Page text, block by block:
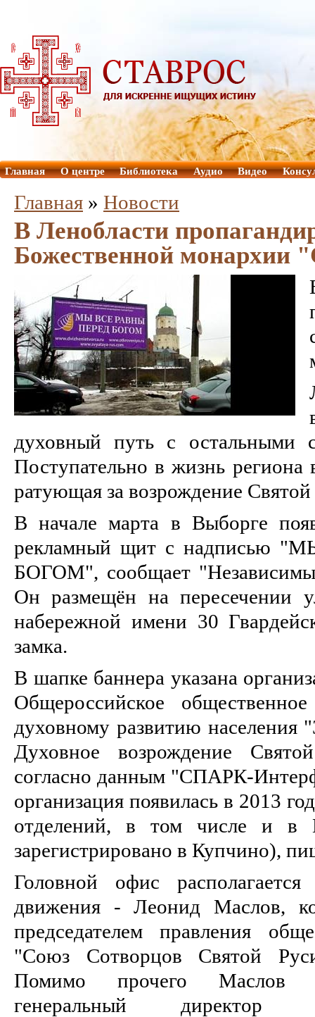
Главная О центре Библиотека Аудио Видео
Главная » Новости
В Ленобласти
Божественной монархии
духовный путь с остальными
Поступательно в жизнь региона
ратующая за возрождение
В начале марта в Выборге
рекламный щит с надписью
БОГОМ", сообщает
Он размещён на пересечении
набережной имени 30
замка.
В шапке баннера указана
Общероссийское
духовному развитию населения
Духовное возрождение
согласно данным "СПАРК-
организация появилась в 2013
отделений, в том числе и в
зарегистрировано в Купчино),
Головной офис
движения - Леонид Маслов,
председателем правления
"Союз Сотворцов Святой
Помимо прочего Маслов
генеральный директор